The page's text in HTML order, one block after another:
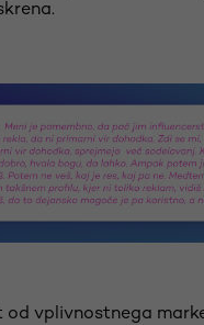
od vplivnostnega